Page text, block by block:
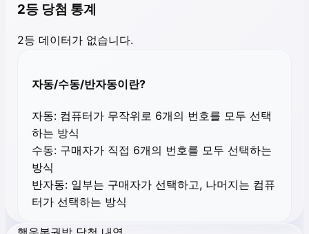
2등 당첨 통계
2등 데이터가 없습니다.
자동/수동/반자동이란?
자동: 컴퓨터가 무작위로 6개의 번호를 모두 선택
하는 방식
수동: 구매자가 직접 6개의 번호를 모두 선택하는
방식
반자동: 일부는 구매자가 선택하고, 나머지는 컴퓨
터가 선택하는 방식